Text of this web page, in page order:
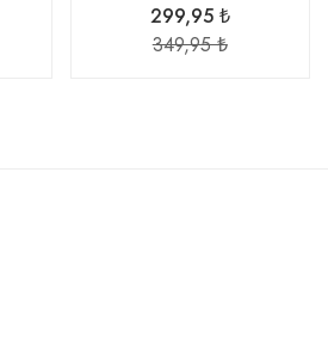
299,95 ₺
349,95 ₺